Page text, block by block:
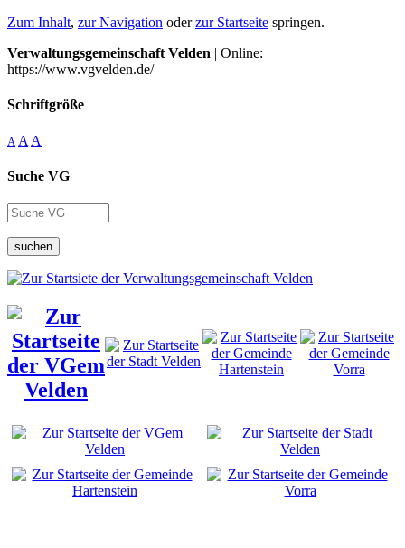
Zum Inhalt, zur Navigation oderzur Startseite springen.
Verwaltungsgemeinschaft Velden | Online:
https://www.vgvelden.de/
Schriftgröße
A A A
Suche VG
suchen